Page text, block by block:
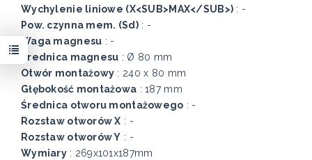
Wychylenie liniowe (X<SUB>MAX</SUB>) : -
Pow. czynna mem. (Sd): -
Waga magnesu : -
Średnica magnesu : Ø 80 mm
Otwór montażowy : 240 x 80 mm
Głębokość montażowa : 187 mm
Średnica otworu montażowego : -
Rozstaw otworów X : -
Rozstaw otworów Y : -
Wymiary: 269x101x187mm